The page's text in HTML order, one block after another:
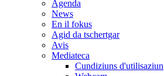
Agenda
News
En il fokus
Agid da tschertgar
Avis
Mediateca
Cundiziuns d'utilisaziun